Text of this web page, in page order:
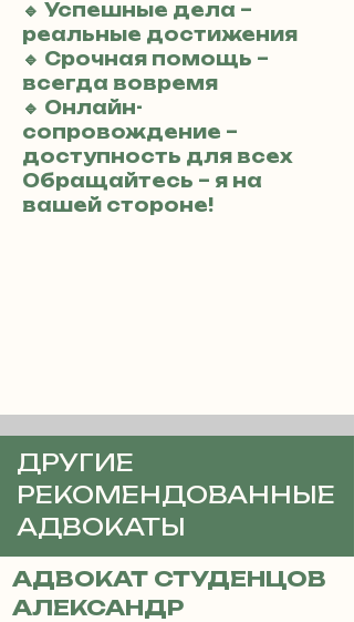
🔹 Успешные дела –
реальные достижения
🔹 Срочная помощь –
всегда вовремя
🔹 Онлайн-
сопровождение –
доступность для всех
Обращайтесь – я на
вашей стороне!
ДРУГИЕ
РЕКОМЕНДОВАННЫЕ
АДВОКАТЫ
АДВОКАТ СТУДЕНЦОВ
АЛЕКСАНДР